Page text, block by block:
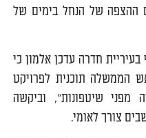
ההצפה של הנחל בימים של
חדרה עדכן אלמון כי
הממשלה תוכנית לפרויקט
מפני שיטפונות", וביקשה
צורך לאומי.